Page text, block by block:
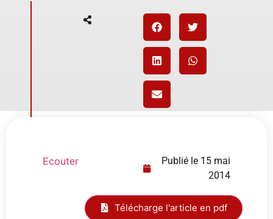
Ecouter Publié le 15 mai
2014
Télécharge l'article en pdf